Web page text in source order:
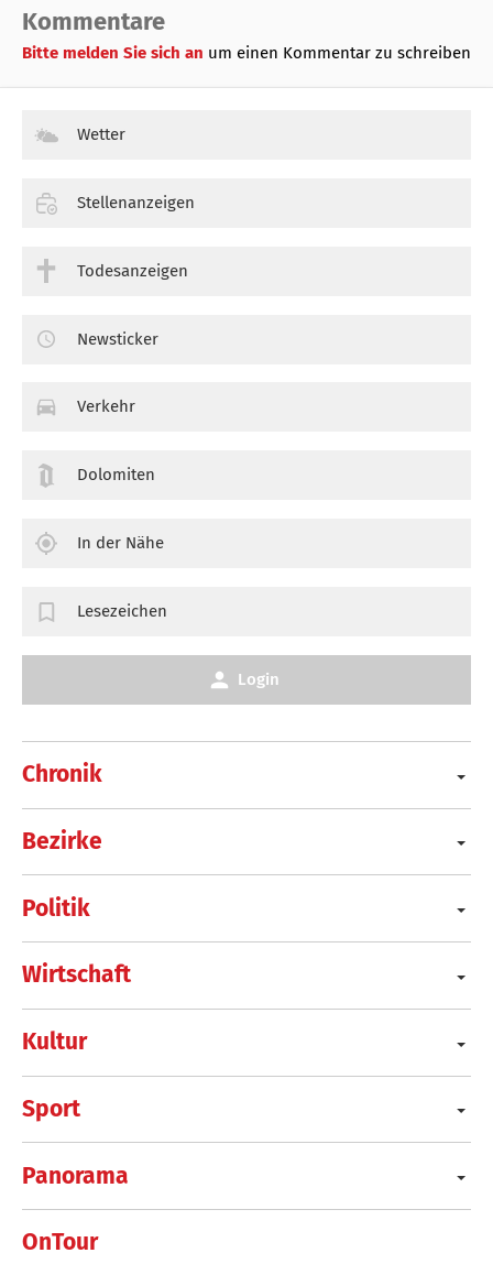
Kommentare
Bitte melden Sie sich an um einen Kommentar zu schreiben
Chronik
Bezirke
Politik
Wirtschaft
Kultur
Sport
Panorama
OnTour
Wetter
Stellenanzeigen
Todesanzeigen
Newsticker
Verkehr
Dolomiten
In der Nähe
Lesezeichen
Login